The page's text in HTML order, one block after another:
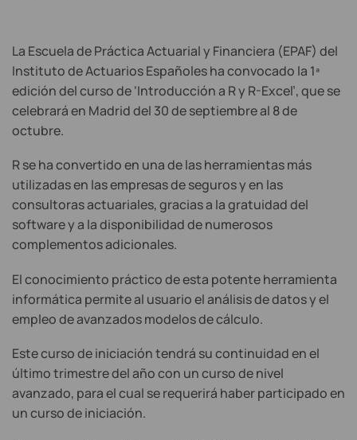
La Escuela de Práctica Actuarial y Financiera (EPAF) del
Instituto de Actuarios Españoles ha convocado la 1ª
edición del curso de ‘Introducción a R y R-Excel’, que se
celebrará en Madrid del 30 de septiembre al 8 de
octubre.
R se ha convertido en una de las herramientas más
utilizadas en las empresas de seguros y en las
consultoras actuariales, gracias a la gratuidad del
software y a la disponibilidad de numerosos
complementos adicionales.
El conocimiento práctico de esta potente herramienta
informática permite al usuario el análisis de datos y el
empleo de avanzados modelos de cálculo.
Este curso de iniciación tendrá su continuidad en el
último trimestre del año con un curso de nivel
avanzado, para el cual se requerirá haber participado en
un curso de iniciación.